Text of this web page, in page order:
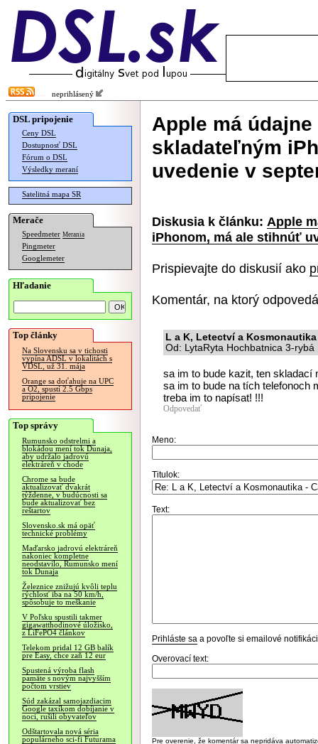
neprihlásený
DSL pripojenie
Ceny DSL
Dostupnosť DSL
Fórum o DSL
Výsledky meraní
Satelitná mapa SR
Merače
Speedmeter Merania
Pingmeter
Googlemeter
Hľadanie
Top články
Na Slovensku sa v tichosti
vypína ADSL v lokalitách s
VDSL, už 31. mája
Orange sa doťahuje na UPC
a O2, spustí 2.5 Gbps
pripojenie
Top správy
Rumunsko odstrelmi a
blokádou mení tok Dunaja,
aby udržalo jadrovú
elektráreň v chode
Chrome sa bude
aktualizovať dvakrát
týždenne, v budúcnosti sa
bude aktualizovať bez
reštartov
Slovensko.sk má opäť
technické problémy
Maďarsko jadrovú elektráreň
nakoniec kompletne
neodstavilo, Rumunsko mení
tok Dunaja
Železnice znižujú kvôli teplu
rýchlosť iba na 50 km/h,
spôsobuje to meškanie
V Poľsku spustili takmer
gigawatthodinové úložisko,
z LiFePO4 článkov
Telekom pridal 12 GB balík
pre Easy, chce zaň 12 eur
Spustená výroba flash
pamäte s novým najvyšším
počtom vrstiev
Súd zakázal samojazdiacim
Google taxíkom dobíjanie v
noci, rušili obyvateľov
Odštartovala nová séria
populárneho sci-fi Futurama
Apple má
skladateľným
uvedenie v
Diskusia k článku: Apple
iPhonom, má ale stihnúť
Prispievajte do diskusií ako
Komentár, na ktorý
L a K, Letectví a
Od: LytaRyta Hochbatnica 3-
sa im to bude kazit, ten skladací
sa im to bude na tích telefonoch
treba im to napísat! !!!
Odpovedať
Meno:
Titulok:
Text:
Prihláste sa a povoľte si emailové
Overovací text:
Pre overenie, že komentár sa nepridáva